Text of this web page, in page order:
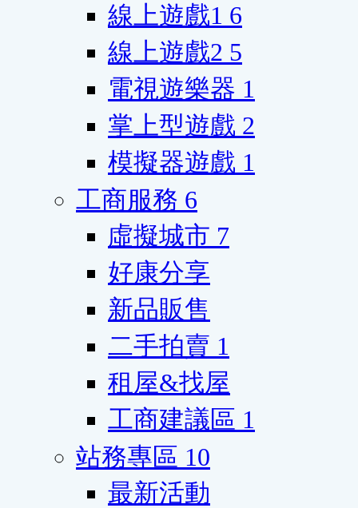
線上遊戲1 6
線上遊戲2 5
電視遊樂器 1
掌上型遊戲 2
模擬器遊戲 1
工商服務 6
虛擬城市 7
好康分享
新品販售
二手拍賣 1
租屋&找屋
工商建議區 1
站務專區 10
最新活動